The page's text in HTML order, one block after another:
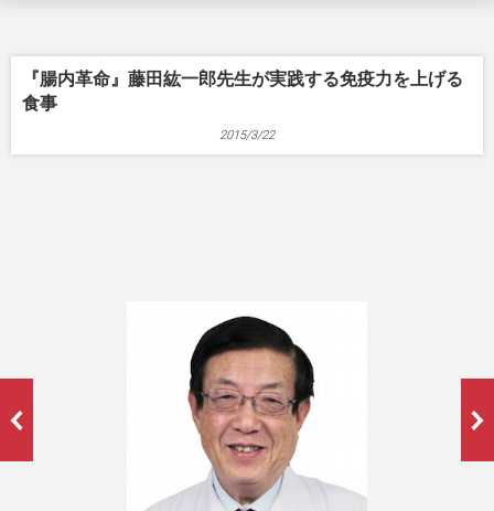
『腸内革命』藤田紘一郎先生が実践する免疫力を上げる
食事
2015/3/22